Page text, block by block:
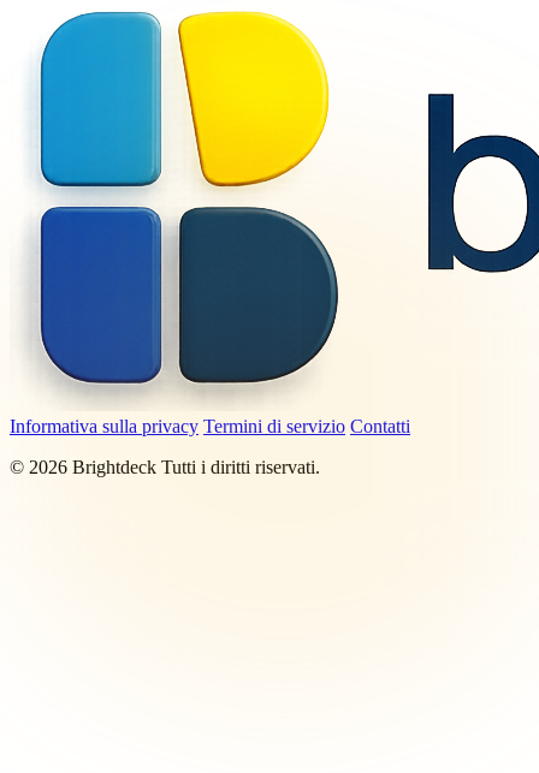
Informativa sulla privacy Termini di servizio Contatti
© 2026 Brightdeck Tutti i diritti riservati.